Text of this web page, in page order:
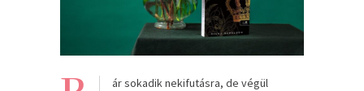
ár sokadik nekifutásra, de végül